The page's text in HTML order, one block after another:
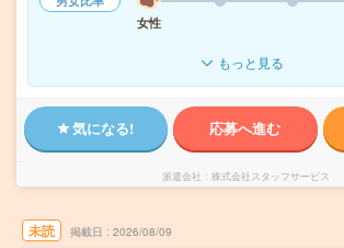
女性
もっと見る
気になる! 応募へ進む
派遣会社 株式会社スタッフサービス
未読 掲載日 2026/08/09